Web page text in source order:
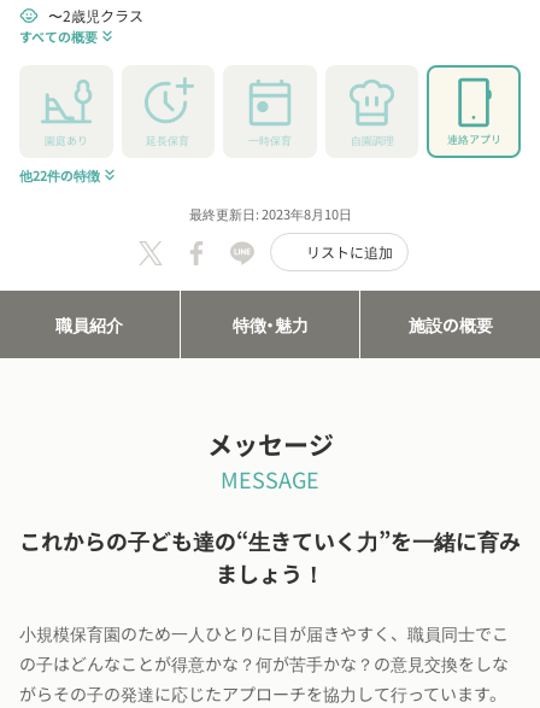
child_care 〜2歳児クラス
すべての概要 keyboard_double_arrow_down
園庭あり 延長保育 一時保育 自園調理 連絡アプリ
他22件の特徴 keyboard_double_arrow_down
最終更新日: 2023年8月10日
リストに追加
職員紹介 特徴・魅力 施設の概要
メッセージ
MESSAGE
これからの子ども達の“生きていく力”を一緒に育み
ましょう！
小規模保育園のため一人ひとりに目が届きやすく、職員同士でこ
の子はどんなことが得意かな？何が苦手かな？の意見交換をしな
がらその子の発達に応じたアプローチを協力して行っています。